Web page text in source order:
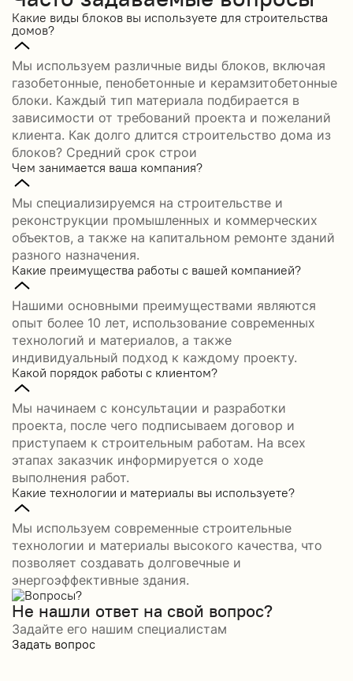
Какие виды блоков вы используете для строительства
домов?
Мы используем различные виды блоков, включая
газобетонные, пенобетонные и керамзитобетонные
блоки. Каждый тип материала подбирается в
зависимости от требований проекта и пожеланий
клиента. Как долго длится строительство дома из
блоков? Средний срок строи
Чем занимается ваша компания?
Мы специализируемся на строительстве и
реконструкции промышленных и коммерческих
объектов, а также на капитальном ремонте зданий
разного назначения.
Какие преимущества работы с вашей компанией?
Нашими основными преимуществами являются
опыт более 10 лет, использование современных
технологий и материалов, а также
индивидуальный подход к каждому проекту.
Какой порядок работы с клиентом?
Мы начинаем с консультации и разработки
проекта, после чего подписываем договор и
приступаем к строительным работам. На всех
этапах заказчик информируется о ходе
выполнения работ.
Какие технологии и материалы вы используете?
Мы используем современные строительные
технологии и материалы высокого качества, что
позволяет создавать долговечные и
энергоэффективные здания.
Не нашли ответ на свой вопрос?
Задайте его нашим специалистам
Задать вопрос